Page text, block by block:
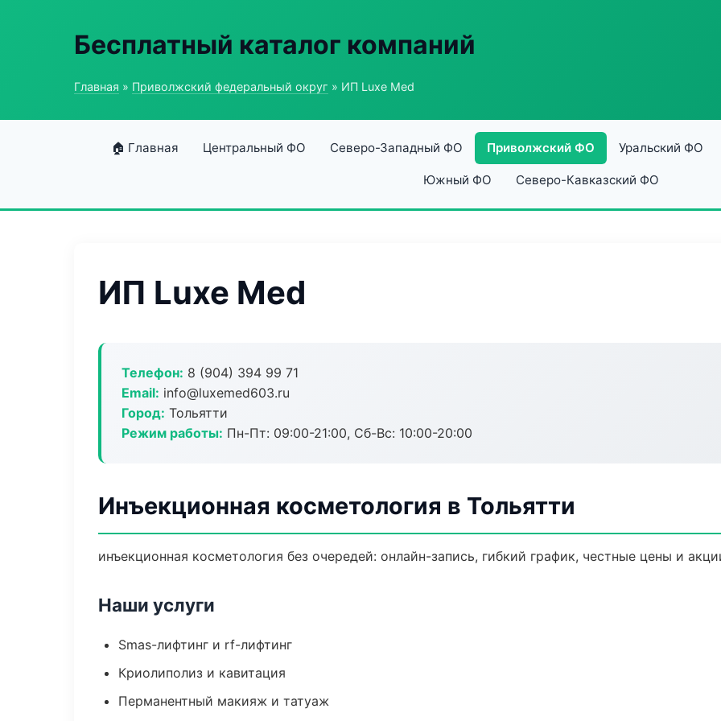
Бесплатный каталог компаний
Главная » Приволжский федеральный округ » ИП Luxe Med
🏠 Главная Центральный ФО Северо-Западный ФО Приволжский ФО Уральский ФО
Южный ФО Северо-Кавказский ФО
ИП Luxe Med
Телефон: 8 (904) 394 99 71
Email: info@luxemed603.ru
Город: Тольятти
Режим работы: Пн-Пт: 09:00-21:00, Сб-Вс: 10:00-20:00
Инъекционная косметология в Тольятти
инъекционная косметология без очередей: онлайн-запись, гибкий график, честные цены и
Наши услуги
Smas-лифтинг и rf-лифтинг
Криолиполиз и кавитация
Перманентный макияж и татуаж